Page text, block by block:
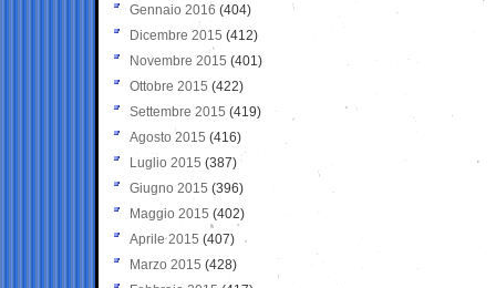
Gennaio 2016 (404)
Dicembre 2015 (412)
Novembre 2015 (401)
Ottobre 2015 (422)
Settembre 2015 (419)
Agosto 2015 (416)
Luglio 2015 (387)
Giugno 2015 (396)
Maggio 2015 (402)
Aprile 2015 (407)
Marzo 2015 (428)